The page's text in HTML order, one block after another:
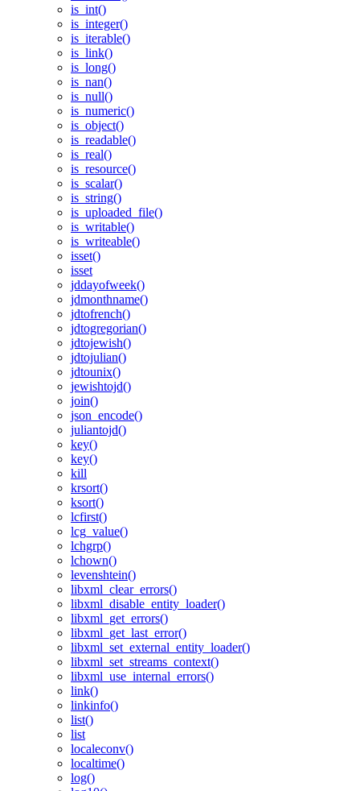
is_int()
is_integer()
is_iterable()
is_link()
is_long()
is_nan()
is_null()
is_numeric()
is_object()
is_readable()
is_real()
is_resource()
is_scalar()
is_string()
is_uploaded_file()
is_writable()
is_writeable()
isset()
isset
jddayofweek()
jdmonthname()
jdtofrench()
jdtogregorian()
jdtojewish()
jdtojulian()
jdtounix()
jewishtojd()
join()
json_encode()
juliantojd()
key()
key()
kill
krsort()
ksort()
lcfirst()
lcg_value()
lchgrp()
lchown()
levenshtein()
libxml_clear_errors()
libxml_disable_entity_loader()
libxml_get_errors()
libxml_get_last_error()
libxml_set_external_entity_loader()
libxml_set_streams_context()
libxml_use_internal_errors()
link()
linkinfo()
list()
list
localeconv()
localtime()
log()